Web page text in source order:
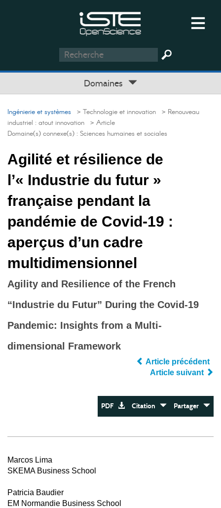
Domaines
Ingénierie et systèmes > Technologie et innovation > Renouveau
industriel : atout innovation > Article
Domaine(s) connexe(s) : Sciences humaines et sociales
Agilité et résilience de
l’« Industrie du futur »
française pendant la
pandémie de Covid-19 :
aperçus d’un cadre
multidimensionnel
Agility and Resilience of the French
“Industrie du Futur” During the Covid-19
Pandemic: Insights from a Multi-
dimensional Framework
Article précédent
Article suivant
PDF Citation Partager
Marcos Lima
SKEMA Business School
Patricia Baudier
EM Normandie Business School